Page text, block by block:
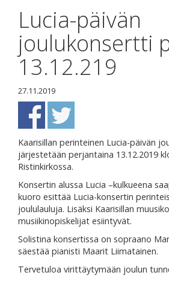
Lucia-päivän
joulukonsertti
13.12.219
27.11.2019
Kaarisillan perinteinen Lucia-päivän
järjestetään perjantaina 13.12.2019
Ristinkirkossa.
Konsertin alussa Lucia –kulkueena
kuoro esittää Lucia-konsertin
joululauluja. Lisäksi Kaarisillan
musiikinopiskelijat esiintyvät.
Solistina konsertissa on sopraano
säestää pianisti Maarit Liimatainen.
Tervetuloa virittäytymään joulun